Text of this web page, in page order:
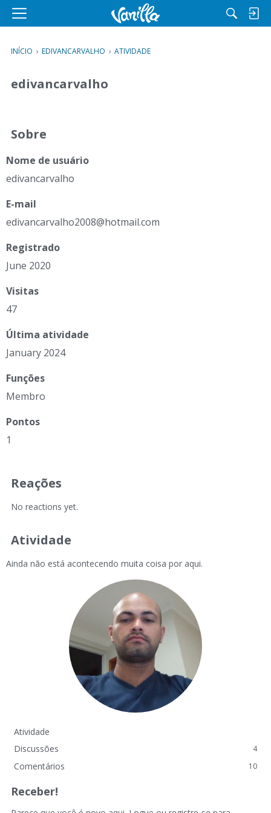
M
n
u
INÍCIO › EDIVANCARVALHO › ATIVIDADE
edivancarvalho
Sobre
Nome de usuário
edivancarvalho
E-mail
edivancarvalho2008@hotmail.com
Registrado
June 2020
Visitas
47
Última atividade
January 2024
Funções
Membro
Pontos
1
Reações
No reactions yet.
Atividade
Ainda não está acontecendo muita coisa por aqui.
Atividade
Discussões
4
Comentários 10
Receber!